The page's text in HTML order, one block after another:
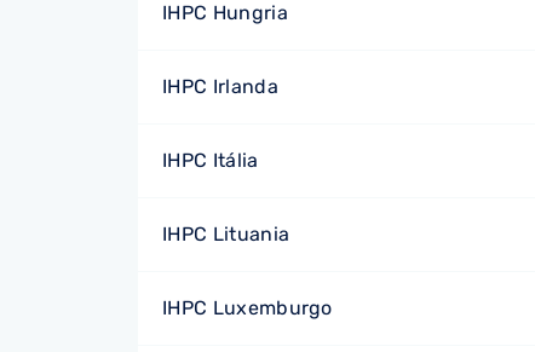
IHPC Hungria
IHPC Irlanda
IHPC Itália
IHPC Lituania
IHPC Luxemburgo